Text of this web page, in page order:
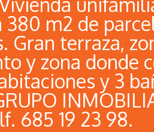
m2 de
Gran terraza,
y zona donde
y 3
685 19 23 98.